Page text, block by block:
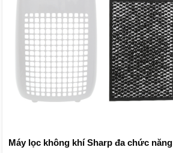
Máy lọc không khí Sharp đa chức năng